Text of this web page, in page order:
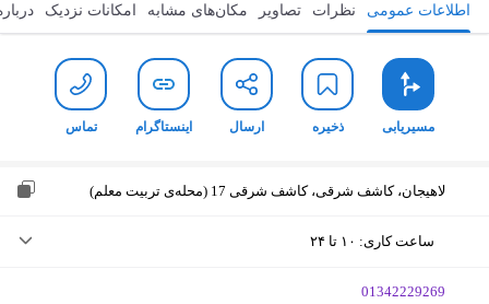
مسیریابی ذخیره ارسال اینستاگرام اطلاعات عمومی نظرات تصاویر مکان‌های مشابه امکانات نزدیک
مسیریابی ذخیره ارسال اینستاگرام تماس
لاهیجان، کاشف شرقی، کاشف شرقی 17 (محله‌ی تربیت معلم)
ساعت کاری: ۱۰ تا ۲۴
‎01342229269